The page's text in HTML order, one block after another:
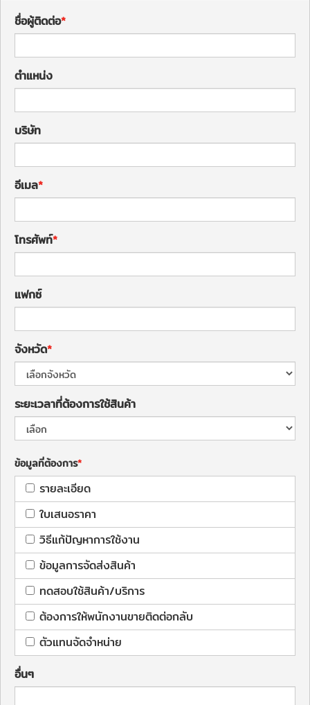
ชื่อผู้ติดต่อ
ตำแหน่ง
บริษัท
อีเมล
โทรศัพท์
แฟกซ์
จังหวัด
ระยะเวลาที่ต้องการใช้สินค้า
ข้อมูลที่ต้องการ
รายละเอียด
ใบเสนอราคา
วิธีแก้ปัญหาการใช้งาน
ข้อมูลการจัดส่งสินค้า
ทดสอบใช้สินค้า/บริการ
ต้องการให้พนักงานขายติดต่อกลับ
ตัวแทนจัดจำหน่าย
อื่นๆ